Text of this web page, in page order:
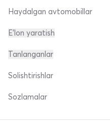
Haydalgan avtomobillar
E'lon yaratish
Tanlanganlar
Solishtirishlar
Sozlamalar